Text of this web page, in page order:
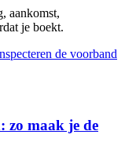
aankomst,
je boekt.
zo maak je de